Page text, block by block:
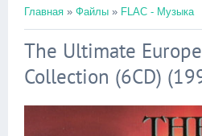
Главная » Файлы » FLAC - Музыка
The Ultimate
Collection (6CD)